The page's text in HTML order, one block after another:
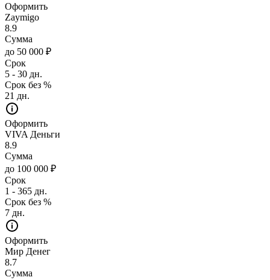
Оформить
Zaymigo
8.9
Сумма
до 50 000 ₽
Срок
5 - 30 дн.
Срок без %
21 дн.
Оформить
VIVA Деньги
8.9
Сумма
до 100 000 ₽
Срок
1 - 365 дн.
Срок без %
7 дн.
Оформить
Мир Денег
8.7
Сумма